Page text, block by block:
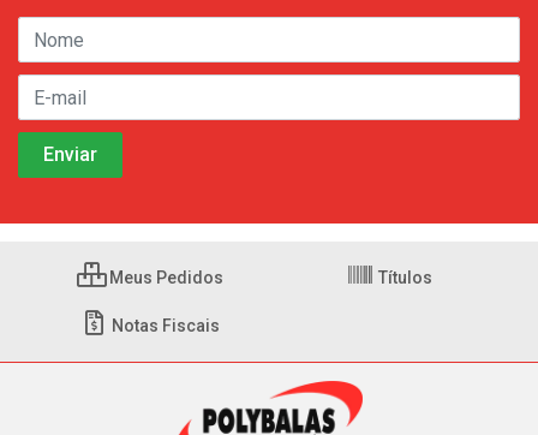
Meus Pedidos Títulos
Notas Fiscais